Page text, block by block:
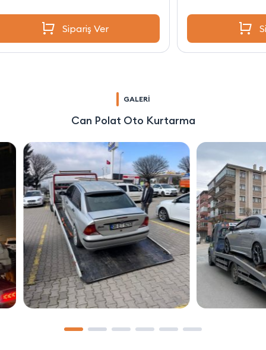
GALERİ
Can Polat Oto Kurtarma